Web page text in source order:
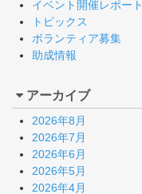
イベント開催レポート
トピックス
ボランティア募集
助成情報
アーカイブ
2026年8月
2026年7月
2026年6月
2026年5月
2026年4月